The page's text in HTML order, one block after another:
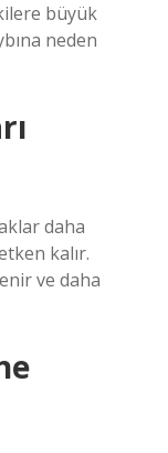
büyük
neden
daha
kalır.
ve daha